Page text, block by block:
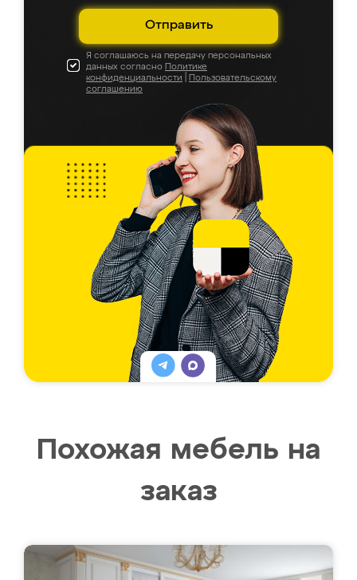
Отправить
Я соглашаюсь на передачу персональных
данных согласно Политике
конфиденциальности
Пользовательскому
соглашению
Похожая мебель на
заказ